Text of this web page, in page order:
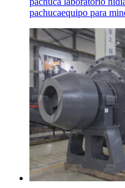
pachucaequipo para